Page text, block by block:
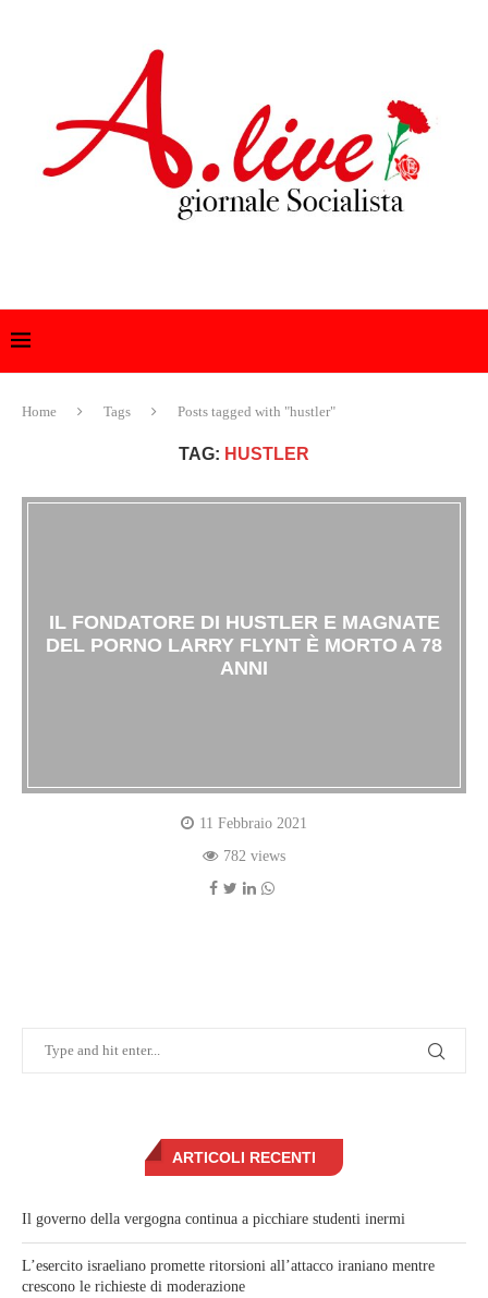
Home Tags Posts tagged with "hustler"
TAG: HUSTLER
IL FONDATORE DI HUSTLER E MAGNATE
DEL PORNO LARRY FLYNT È MORTO A 78
ANNI
11 Febbraio 2021
782 views
ARTICOLI RECENTI
Il governo della vergogna continua a picchiare studenti inermi
L’esercito israeliano promette ritorsioni all’attacco iraniano mentre
crescono le richieste di moderazione